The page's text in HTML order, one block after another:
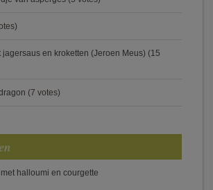
en kroketten (Jeroen Meus) (15
(7 votes)
halloumi en courgette